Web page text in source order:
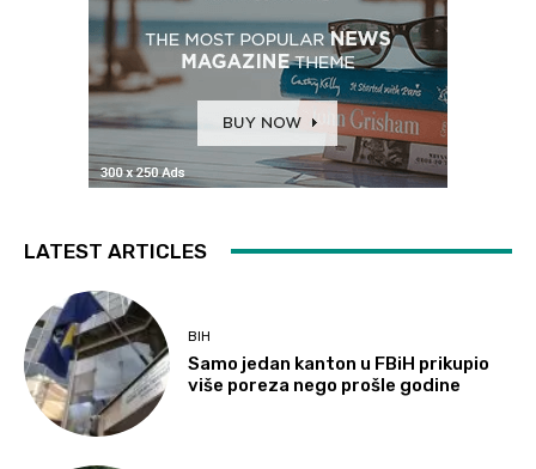
LATEST ARTICLES
BIH
Samo jedan kanton u FBiH prikupio
više poreza nego prošle godine